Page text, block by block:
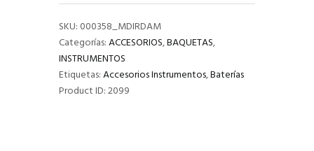
cantidad
SKU: 000358_MDIRDAM
Categorías:ACCESORIOS,BAQUETAS,
INSTRUMENTOS
Etiquetas:Accesorios Instrumentos,Baterías
Product ID:2099